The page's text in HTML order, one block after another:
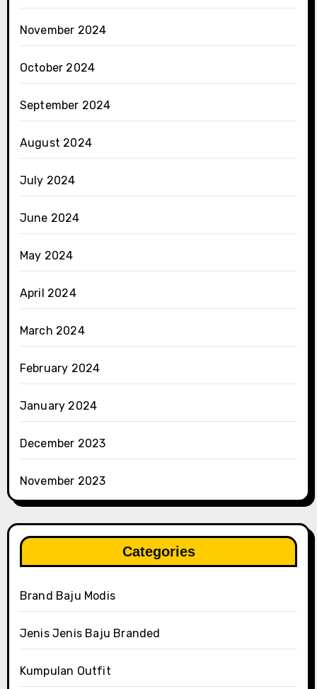
November 2024
October 2024
September 2024
August 2024
July 2024
June 2024
May 2024
April 2024
March 2024
February 2024
January 2024
December 2023
November 2023
Categories
Brand Baju Modis
Jenis Jenis Baju Branded
Kumpulan Outfit